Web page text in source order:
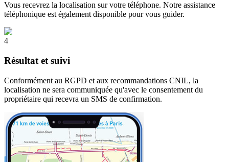
Vous recevrez la localisation sur votre téléphone. Notre assistance
téléphonique est également disponible pour vous guider.
4
Résultat et suivi
Conformément au RGPD et aux recommandations CNIL, la
localisation ne sera communiquée qu'avec le consentement du
propriétaire qui recevra un SMS de confirmation.